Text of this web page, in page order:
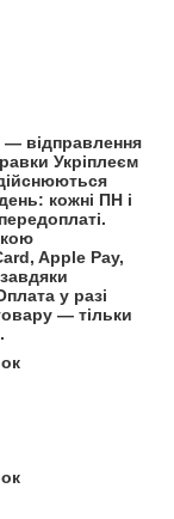
відправлення
Укріплеєм
кожні ПН і
Apple Pay,
у разі
— тільки